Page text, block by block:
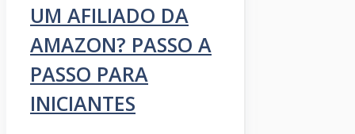
UM AFILIADO DA
AMAZON? PASSO A
PASSO PARA
INICIANTES